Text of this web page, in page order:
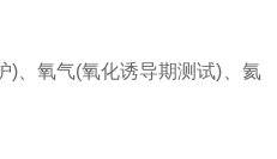
氧气(氧化诱导期测试)、氦